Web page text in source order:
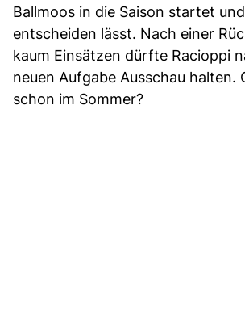
Ballmoos in die Saison startet
entscheiden lässt. Nach einer
kaum Einsätzen dürfte Racioppi
neuen Aufgabe Ausschau halten.
schon im Sommer?